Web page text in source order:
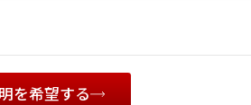
を希望する